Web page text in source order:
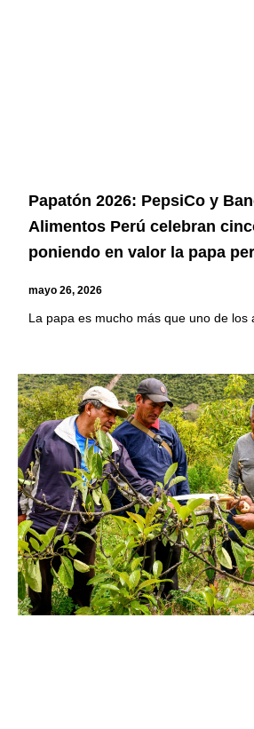
Papatón 2026: PepsiCo y
Alimentos Perú celebran
poniendo en valor la papa
mayo 26, 2026
La papa es mucho más que uno de los